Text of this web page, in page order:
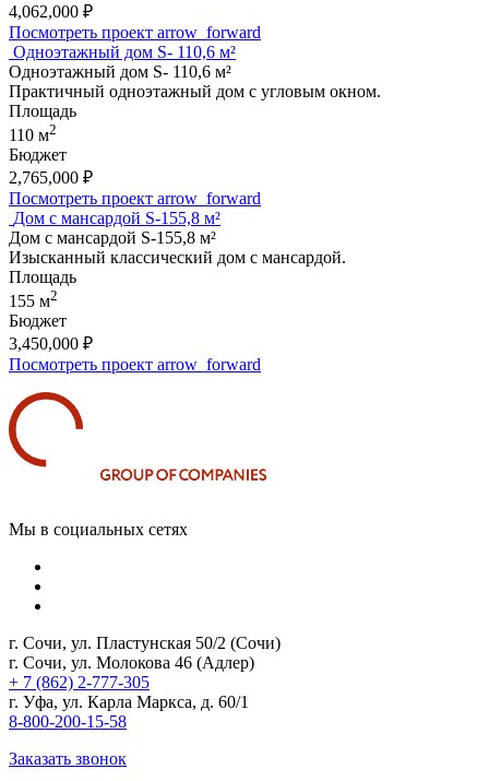
4,062,000 ₽
Посмотреть проект arrow_forward
Одноэтажный дом S- 110,6 м²
Одноэтажный дом S- 110,6 м²
Практичный одноэтажный дом с угловым окном.
Площадь
110 м2
Бюджет
2,765,000 ₽
Посмотреть проект arrow_forward
Дом с мансардой S-155,8 м²
Дом с мансардой S-155,8 м²
Изысканный классический дом с мансардой.
Площадь
155 м2
Бюджет
3,450,000 ₽
Посмотреть проект arrow_forward
Мы в социальных сетях
г. Сочи, ул. Пластунская 50/2 (Сочи)
г. Сочи, ул. Молокова 46 (Адлер)
+ 7 (862) 2-777-305
г. Уфа, ул. Карла Маркса, д. 60/1
8-800-200-15-58
Заказать звонок